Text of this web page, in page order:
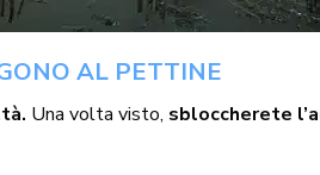
AL PETTINE
Una volta visto, sbloccherete